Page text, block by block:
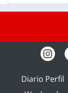
Diario Perfil